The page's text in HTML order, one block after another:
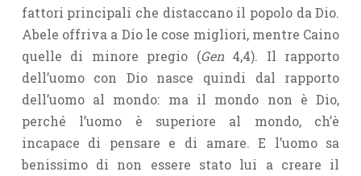
fattori principali che distaccano il popolo da Dio.
Abele offriva a Dio le cose migliori, mentre Caino
quelle di minore pregio (Gen4,4). Il rapporto
dell’uomo con Dio nasce quindi dal rapporto
dell’uomo al mon­do: ma il mondo non è Dio,
perché l’uomo è superiore al mondo, ch’è
incapace di pensare e di amare. E l’uomo sa
benissimo di non essere stato lui a creare il